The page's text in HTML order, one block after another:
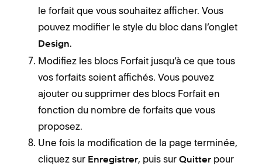
le forfait que vous souhaitez afficher. Vous
pouvez modifier le style du bloc dans l’onglet
Design.
Modifiez les blocs Forfait jusqu’à ce que tous
vos forfaits soient affichés. Vous pouvez
ajouter ou supprimer des blocs Forfait en
fonction du nombre de forfaits que vous
proposez.
Une fois la modification de la page terminée,
cliquez sur Enregistrer, puis sur Quitter pour